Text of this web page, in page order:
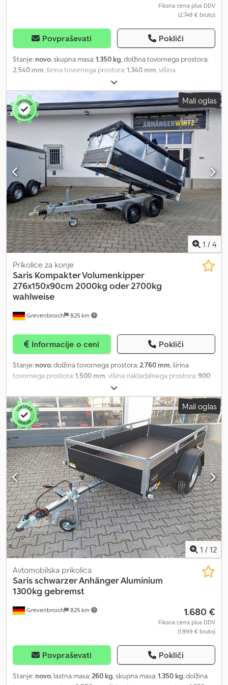
Fiksna cena plus DDV
(2.749 € bruto)
Povpraševati Pokliči
Stanje: novo, skupna masa:1.350 kg, dolžina tovornega prostora:
2.540 mm, širina tovornega prostora:1.340 mm, višina
1.500 mm, Leto izdelave:
in the trailershop from ANHÄNGERWIRTZ SARIS TRAILER DV135
MCALU PRO MP 255X133X150CM HIGH TARPAULIN BLACK
(S)1350KG BLACK DEAL PROMOTION Box trailer DV135 McAlu Pro
MP 255x133x45cm, 1350kg, braked, single axle, low loader, V-frame
chassis, profiled black aluminium side panels, removable tailgate
with tension locks, steel railing, extendable DIN lashing brackets
on side edge, jockey wheel included, loose black tarpaulin and
frame included.... Credpfjzl Hucox Alyef Black Week promotion
while stocks last. Item available online only! Tuning for 100 km/h
version + 199.
Mali oglas
1 / 4
Grevenbroich 825 km
Prikolice za konje
Saris Kompakter Volumenkipper
276x150x90cm 2000kg oder 2700kg
wahlweise
Informacije o ceni Pokliči
Stanje: novo, dolžina tovornega prostora:2.760 mm, širina
tovornega prostora:1.500 mm, višina nakladalnega prostora:900
, nakup na spletu na trailer-shop.de Pri ANHÄNGERWIRTZ je na
voljo veliko modelov na spletu. Udobno in 24 ur na dan, 7 dni v
tednu nakupujte na spletu. Prevzemite sami ali vam ga dostavimo
😊 Spletna trgovina za vaš novi prikolico, kjer najdete kakovostne
znamke! Crodpezl Htrofx Alyjf Na zalogi je več kot 850 novih
prikolic. Stalno na voljo več kot 130 rabljenih prikolic. Neobvezni
primer: Na voljo je veliko različic. SARIS KIPPER s stransko ograjo
30x60 cm. Račun vključuje DDV in garancijo – prodajalec prikolic z
več kot 35-letno tradicijo. Naročila sprejemamo po telefonu med
našimi odpiralnimi časmi, od ponedeljka do petka, ali 24 ur na dan
v naši spletni trgovini na trailer-shop.de. Avtorske pravice – zaščita
blagovne znamke 26. 07. primer.
Mali oglas
1 / 12
Grevenbroich 825 km
Avtomobilska prikolica
Sarisschwarzer Anhänger Aluminium
1300kg gebremst
1.680 €
Fiksna cena plus DDV
(1.999 € bruto)
Povpraševati Pokliči
Stanje: novo, lastna masa:260 kg, skupna masa:1.350 kg, dolžina